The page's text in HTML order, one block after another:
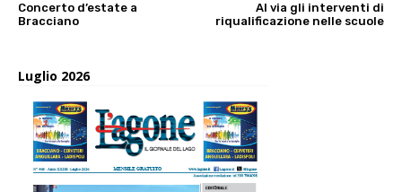
Concerto d’estate a
Bracciano
Al via gli interventi di
riqualificazione nelle scuole
Luglio 2026